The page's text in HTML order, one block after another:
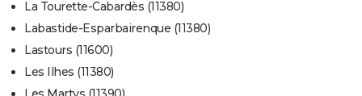
La Tourette-Cabardès (11380)
Labastide-Esparbairenque (11380)
Lastours (11600)
Les Ilhes (11380)